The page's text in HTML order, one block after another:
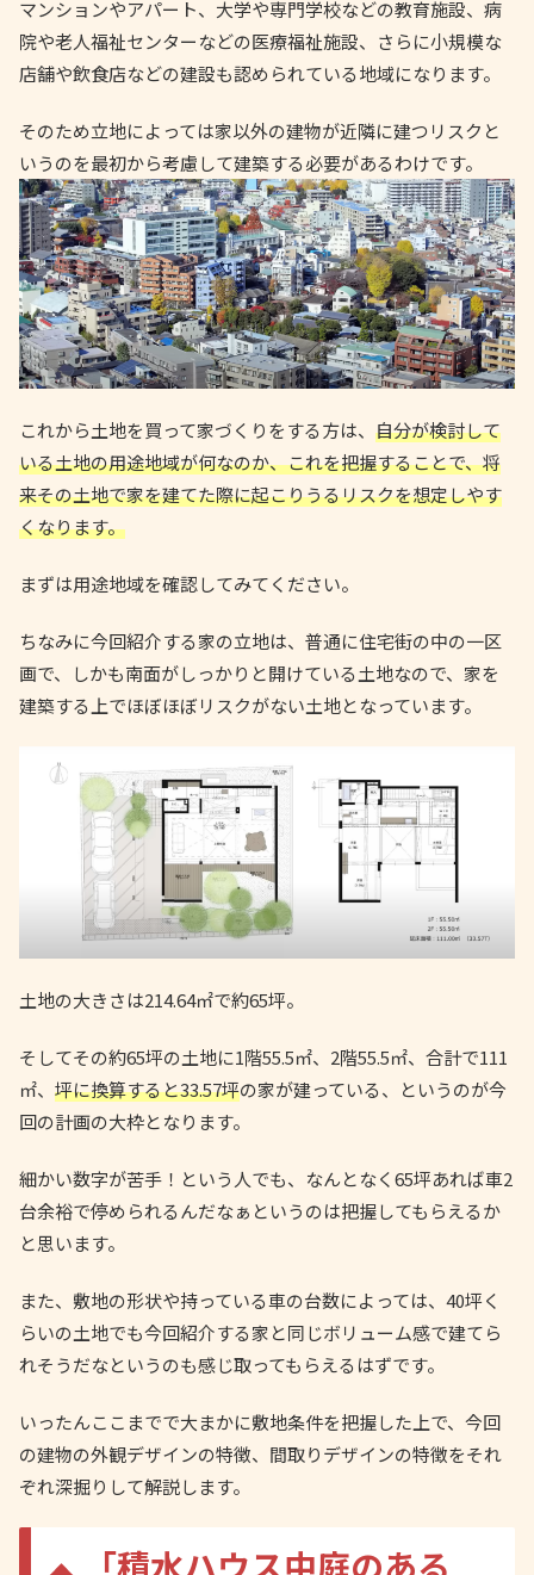
マンションやアパート、大学や専門学校などの教育施設、病
院や老人福祉センターなどの医療福祉施設、さらに小規模な
店舗や飲食店などの建設も認められている地域になります。
そのため立地によっては家以外の建物が近隣に建つリスクと
いうのを最初から考慮して建築する必要があるわけです。
これから土地を買って家づくりをする方は、 自分が検討して
いる土地の用途地域が何なのか、これを把握することで、将
来その土地で家を建てた際に起こりうるリスクを想定しやす
くなります。
まずは用途地域を確認してみてください。
ちなみに今回紹介する家の立地は、普通に住宅街の中の一区
画で、しかも南面がしっかりと開けている土地なので、家を
建築する上でほぼほぼリスクがない土地となっています。
土地の大きさは214.64㎡で約65坪。
そしてその約65坪の土地に1階55.5㎡、2階55.5㎡、合計で111
㎡、 坪に換算すると33.57坪の家が建っている、というのが今
回の計画の大枠となります。
細かい数字が苦手！という人でも、なんとなく65坪あれば車2
台余裕で停められるんだなぁというのは把握してもらえるか
と思います。
また、敷地の形状や持っている車の台数によっては、40坪く
らいの土地でも今回紹介する家と同じボリューム感で建てら
れそうだなというのも感じ取ってもらえるはずです。
いったんここまでで大まかに敷地条件を把握した上で、今回
の建物の外観デザインの特徴、間取りデザインの特徴をそれ
ぞれ深掘りして解説します。
「積水ハウス中庭のある